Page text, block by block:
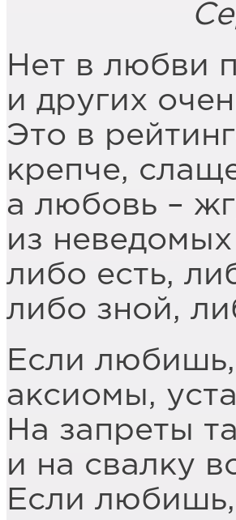
Сергей
Нет в любви
и других
Это в
крепче,
а любовь –
из
либо есть,
либо зной,
Если любишь,
аксиомы,
На запреты
и на свалку
Если любишь,